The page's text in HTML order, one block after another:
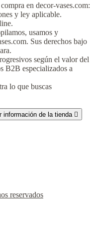
en decor-vases.com:
y ley aplicable.
usamos y
Sus derechos bajo
según el valor del
B2B especializados a
lo que buscas
información de la tienda 
reservados